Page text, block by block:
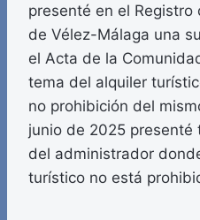
presenté en el Registro
de Vélez-Málaga una
el Acta de la
tema del alquiler
no prohibición del
junio de 2025
del administrador
turístico no está